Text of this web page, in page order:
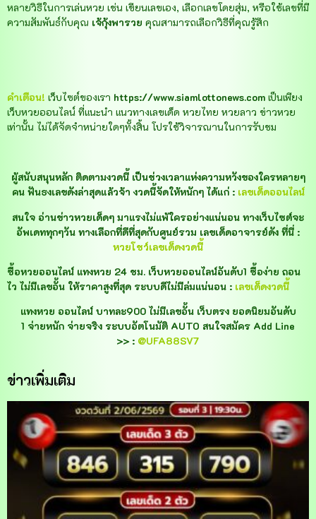
หลายวิธีในการเล่นหวย เช่น เขียนเลขเอง, เลือกเลขโดยสุ่ม, หรือใช้เลขที่มี
ความสัมพันธ์กับคุณ เจ้กุ้งพารวย คุณสามารถเลือกวิธีที่คุณรู้สึก
คำเตือน! เว็บไซต์ของเรา https://www.siamlottonews.com เป็นเพียง
เว็บหวยออนไลน์ ที่แนะนำ แนวทางเลขเด็ด หวยไทย หวยลาว ข่าวหวย
เท่านั้น ไม่ได้จัดจำหน่ายใดๆทั้งสิ้น โปรใช้วิจารณานในการรับชม
ผู้สนับสนุนหลัก ติดตามงวดนี้ เป็นช่วงเวลาแห่งความหวังของใครหลายๆ
คน ฟันธงเลขดังล่าสุดแล้วจ้า งวดนี้จัดให้หนักๆ ได้แก่ : เลขเด็ดออนไลน์
สนใจ อ่านข่าวหวยเด็ดๆ มาแรงไม่แพ้ใครอย่างแน่นอน ทางเว็บไซต์จะ
อัพเดททุกๆวัน ทางเลือกที่ดีที่สุดกับศูนย์รวม เลขเด็ดอาจารย์ดัง ที่นี่ :
หวยโชว์เลขเด็ดงวดนี้
ซื้อหวยออนไลน์ แทงหวย 24 ชม. เว็บหวยออนไลน์อันดับ1 ซื้อง่าย ถอน
ไว ไม่มีเลขอั้น ให้ราคาสูงที่สุด ระบบดีไม่มีล่มแน่นอน : เลขเด็ดงวดนี้
แทงหวย ออนไลน์ บาทละ900 ไม่มีเลขอั้น เว็บตรง ยอดนิยมอันดับ
1 จ่ายหนัก จ่ายจริง ระบบอัตโนมัติ AUTO สนใจสมัคร Add Line
>> : @UFA88SV7
ข่าวเพิ่มเติม